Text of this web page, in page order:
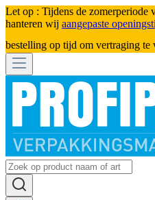
Let op : Tijdens de zomerperiode
hanteren wij aangepaste
bestelling op tijd om vertraging te